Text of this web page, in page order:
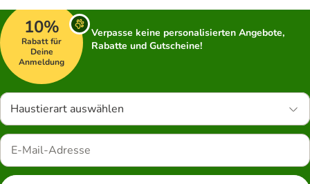
10%
Rabatt für
Deine
Anmeldung
Verpasse keine personalisierten Angebote,
Rabatte und Gutscheine!
Haustierart auswählen